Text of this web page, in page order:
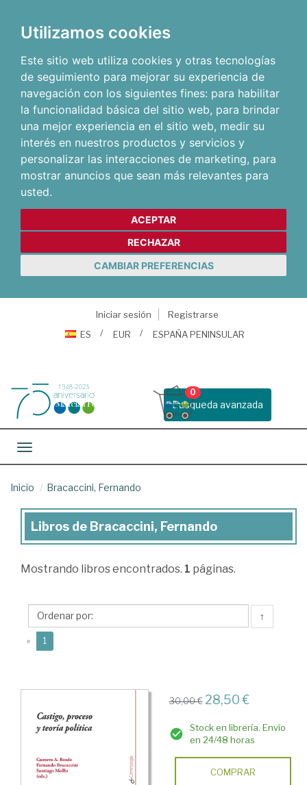
Utilizamos cookies
Este sitio web utiliza cookies y otras tecnologías
de seguimiento para mejorar su experiencia de
navegación con los siguientes fines: para habilitar
la funcionalidad básica del sitio web, para brindar
una mejor experiencia en el sitio web, medir su
interés en nuestros productos y servicios y
personalizar las interacciones de marketing, para
mostrar anuncios que sean más relevantes para
usted.
ACEPTAR
RECHAZAR
CAMBIAR PREFERENCIAS
Iniciar sesión
Registrarse
ES
EUR ESPAÑA PENINSULAR
Busqueda avanzada
0
Toggle navigation
Inicio Bracaccini, Fernando
Libros
Bracaccini,
Libros de Bracaccini, Fernando
Mostrando libros encontrados. 1 páginas.
↑
« 1
30,00 € 28,50 €
Stock en librería. Envío
en 24/48 horas
COMPRAR